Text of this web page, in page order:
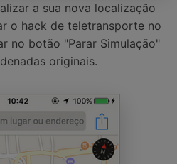
a sua nova localização
o hack de teletransporte no
no botão "Parar Simulação"
originais.